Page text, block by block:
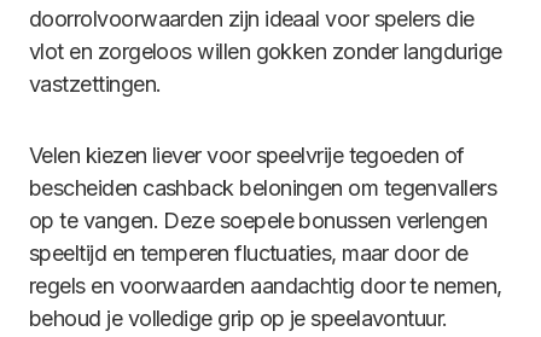
doorrolvoorwaarden zijn ideaal voor spelers die
vlot en zorgeloos willen gokken zonder langdurige
vastzettingen.
Velen kiezen liever voor speelvrije tegoeden of
bescheiden cashback beloningen om tegenvallers
op te vangen. Deze soepele bonussen verlengen
speeltijd en temperen fluctuaties, maar door de
regels en voorwaarden aandachtig door te nemen,
behoud je volledige grip op je speelavontuur.